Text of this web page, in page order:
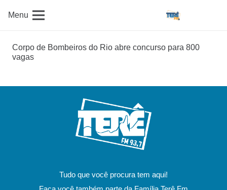
Menu
Corpo de Bombeiros do Rio abre concurso para 800
vagas
Tudo que você procura tem aqui!